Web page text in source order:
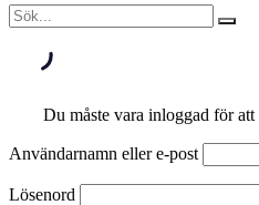
Du måste vara inloggad för
Användarnamn eller e-post
Lösenord